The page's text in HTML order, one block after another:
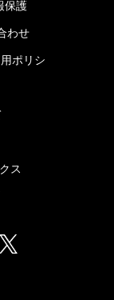
保護
わせ
ポリシ
ス